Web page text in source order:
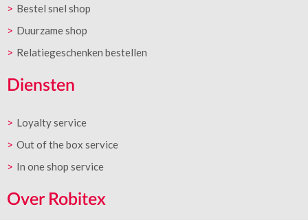
Bestel snel shop
Duurzame shop
Relatiegeschenken bestellen
Diensten
Loyalty service
Out of the box service
In one shop service
Over Robitex